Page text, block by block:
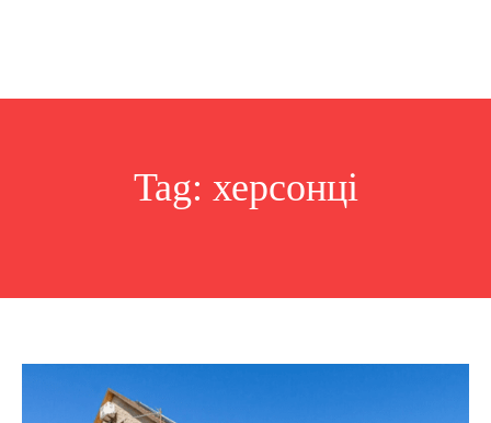
Tag: херсонці